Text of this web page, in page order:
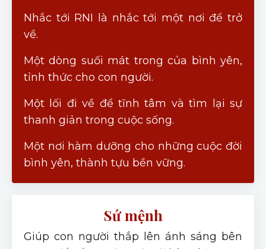
Nhắc tới RNI là nhắc tới một nơi để trở
về.
Một dòng suối mát trong của bình yên,
tỉnh thức cho con người.
Một lối đi về để tĩnh tâm và tìm lại sự
thanh giản trong cuộc sống.
Một nơi hàm dưỡng cho những cuộc đời
bình yên, thành tựu bền vững.
Sứ mệnh
Giúp con người thắp lên ánh sáng bên